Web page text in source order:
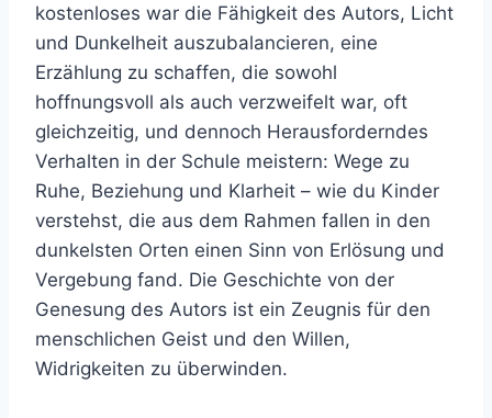
kostenloses war die Fähigkeit des Autors, Licht
und Dunkelheit auszubalancieren, eine
Erzählung zu schaffen, die sowohl
hoffnungsvoll als auch verzweifelt war, oft
gleichzeitig, und dennoch Herausforderndes
Verhalten in der Schule meistern: Wege zu
Ruhe, Beziehung und Klarheit – wie du Kinder
verstehst, die aus dem Rahmen fallen in den
dunkelsten Orten einen Sinn von Erlösung und
Vergebung fand. Die Geschichte von der
Genesung des Autors ist ein Zeugnis für den
menschlichen Geist und den Willen,
Widrigkeiten zu überwinden.